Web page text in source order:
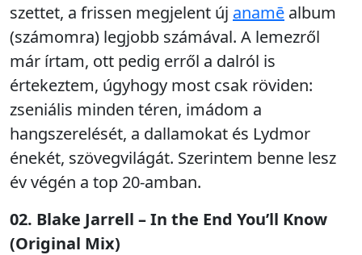
szettet, a frissen megjelent új anamē album
(számomra) legjobb számával. A lemezről
már írtam, ott pedig erről a dalról is
értekeztem, úgyhogy most csak röviden:
zseniális minden téren, imádom a
hangszerelését, a dallamokat és Lydmor
énekét, szövegvilágát. Szerintem benne lesz
év végén a top 20-amban.
02. Blake Jarrell – In the End You’ll Know
(Original Mix)